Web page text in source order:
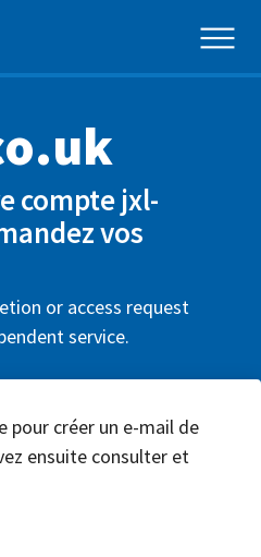
compte jxl-
vos
or access request
service.
pour créer un e-mail de
ensuite consulter et